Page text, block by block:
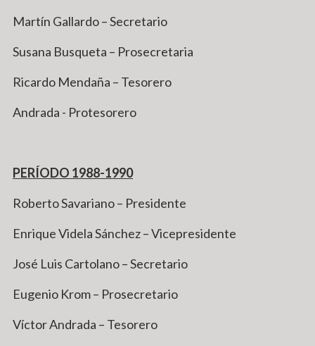
Martín Gallardo – Secretario
Susana Busqueta – Prosecretaria
Ricardo Mendaña – Tesorero
Andrada - Protesorero
PERÍODO 1988-1990
Roberto Savariano – Presidente
Enrique Videla Sánchez – Vicepresidente
José Luis Cartolano – Secretario
Eugenio Krom – Prosecretario
Víctor Andrada – Tesorero